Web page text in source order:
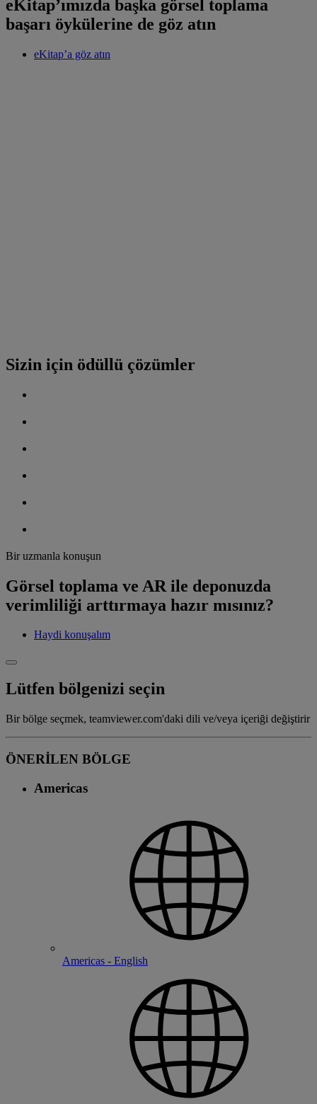
eKitap’ımızda başka görsel toplama
başarı öykülerine de göz atın
eKitap’a göz atın
Sizin için ödüllü çözümler
Bir uzmanla konuşun
Görsel toplama ve AR ile deponuzda
verimliliği arttırmaya hazır mısınız?
Haydi konuşalım
Lütfen bölgenizi seçin
Bir bölge seçmek, teamviewer.com'daki dili ve/veya içeriği değiştirir
ÖNERİLEN BÖLGE
Americas
Americas - English